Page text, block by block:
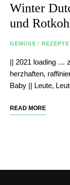
Winter
und
GEMÜSE / REZEPTE
|| 2021 loading …
herzhaften,
Baby || Leute,
READ MORE